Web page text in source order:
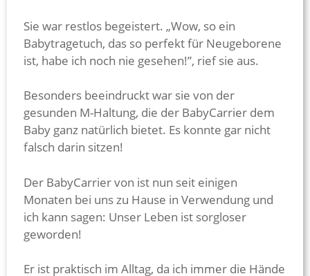
Sie war restlos begeistert. „Wow, so ein
Babytragetuch, das so perfekt für Neugeborene
ist, habe ich noch nie gesehen!”, rief sie aus.
Besonders beeindruckt war sie von der
gesunden M-Haltung, die der BabyCarrier dem
Baby ganz natürlich bietet. Es konnte gar nicht
falsch darin sitzen!
Der BabyCarrier von ist nun seit einigen
Monaten bei uns zu Hause in Verwendung und
ich kann sagen: Unser Leben ist sorgloser
geworden!
Er ist praktisch im Alltag, da ich immer die Hände